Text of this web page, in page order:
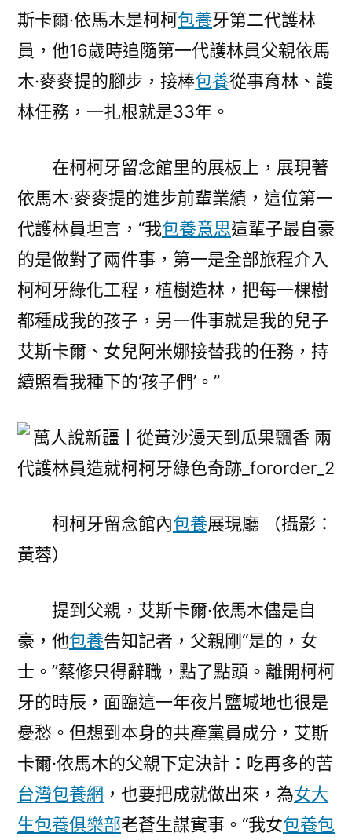
斯卡爾·依馬木是柯柯包養牙第二代護林
員，他16歲時追隨第一代護林員父親依馬
木·麥麥提的腳步，接棒包養從事育林、護
林任務，一扎根就是33年。
在柯柯牙留念館里的展板上，展現著
依馬木·麥麥提的進步前輩業績，這位第一
代護林員坦言，“我包養意思這輩子最自豪
的是做對了兩件事，第一是全部旅程介入
柯柯牙綠化工程，植樹造林，把每一棵樹
都種成我的孩子，另一件事就是我的兒子
艾斯卡爾、女兒阿米娜接替我的任務，持
續照看我種下的‘孩子們’。”
柯柯牙留念館內包養展現廳 （攝影：
黃蓉）
提到父親，艾斯卡爾·依馬木儘是自
豪，他包養告知記者，父親剛“是的，女
士。”蔡修只得辭職，點了點頭。離開柯柯
牙的時辰，面臨這一年夜片鹽堿地也很是
憂愁。但想到本身的共產黨員成分，艾斯
卡爾·依馬木的父親下定決計：吃再多的苦
台灣包養網 ，也要把成就做出來，為女大
生包養俱樂部老蒼生謀實事。“我女包養包